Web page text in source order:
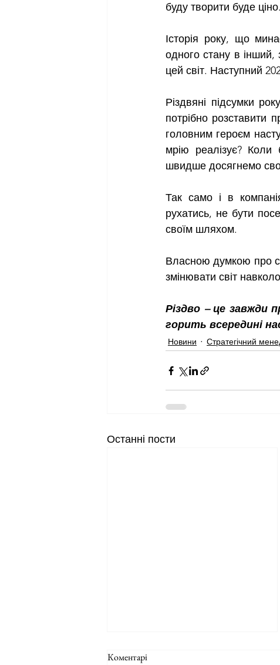
буду творити буде ціно.
Історія року, що
одного стану в інший,
цей світ. Наступний
Різдвяні підсумки
потрібно розставити
головним героєм
мрію реалізує? Коли
швидше досягнемо
Так само і в
рухатись, не бути
своїм шляхом.
Власною думкою про
змінювати світ
Різдво – це завжди
горить всередині
Новини Стратегічний
Останні пости
Коментарі